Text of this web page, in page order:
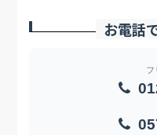
お電話
フ